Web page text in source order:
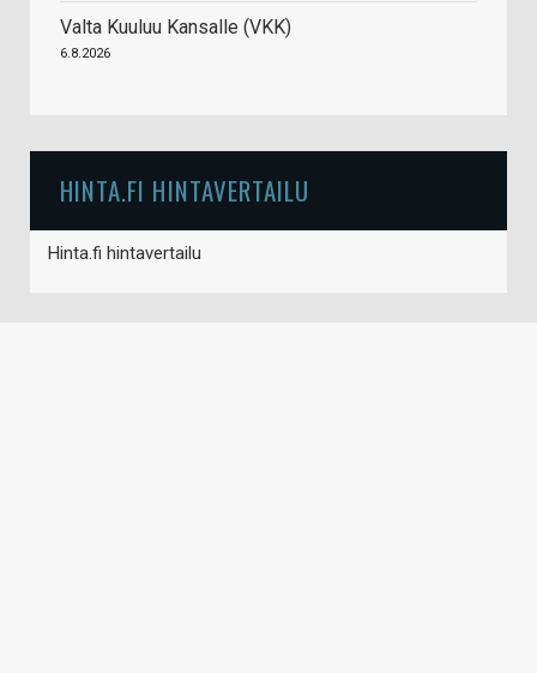
Valta Kuuluu Kansalle (VKK)
6.8.2026
HINTA.FI HINTAVERTAILU
Hinta.fi hintavertailu